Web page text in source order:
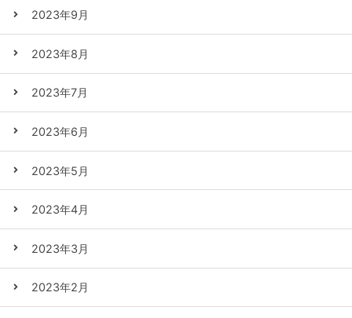
2023年9月
2023年8月
2023年7月
2023年6月
2023年5月
2023年4月
2023年3月
2023年2月